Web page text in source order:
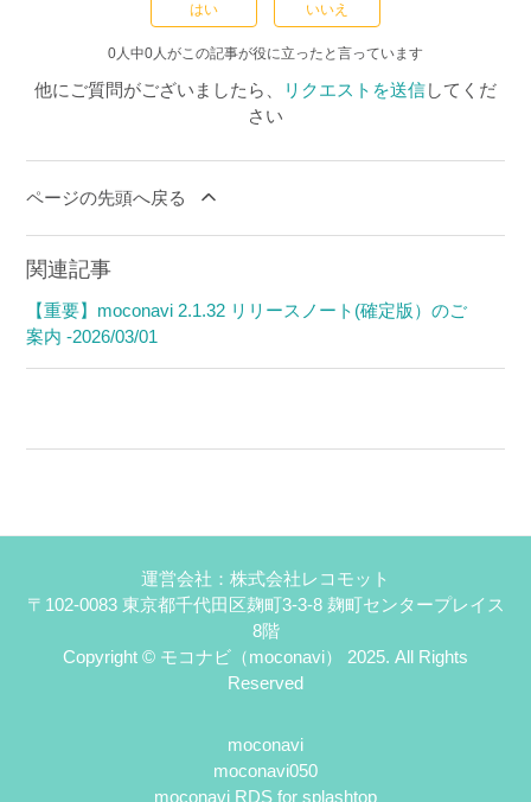
はい いいえ
0人中0人がこの記事が役に立ったと言っています
他にご質問がございましたら、 リクエストを送信してくだ
さい
ページの先頭へ戻る
関連記事
【重要】moconavi 2.1.32 リリースノート(確定版）のご
案内 -2026/03/01
運営会社：株式会社レコモット
〒102-0083 東京都千代田区麹町3-3-8 麹町センタープレイス
8階
Copyright © モコナビ（moconavi） 2025. All Rights
Reserved
moconavi
moconavi050
moconavi RDS for splashtop